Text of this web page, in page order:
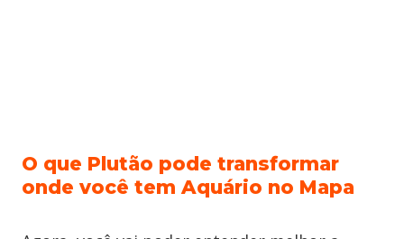
O que Plutão pode transformar
onde você tem Aquário no Mapa